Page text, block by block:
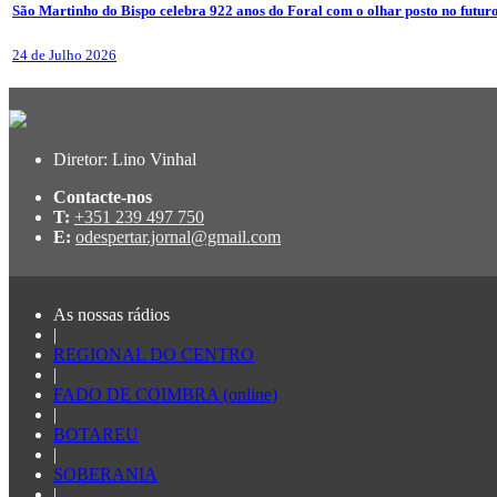
São Martinho do Bispo celebra 922 anos do Foral com o olhar posto no
24 de Julho 2026
Diretor: Lino Vinhal
Contacte-nos
T: +351 239 497 750
E: odespertar.jornal@gmail.com
As nossas rádios
|
REGIONAL DO CENTRO
|
FADO DE COIMBRA (online)
|
BOTAREU
|
SOBERANIA